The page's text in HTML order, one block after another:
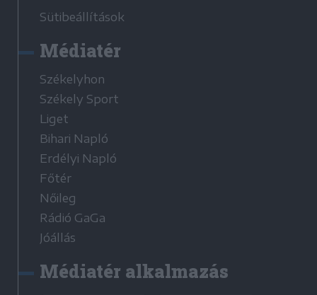
Sütibeállítások
Médiatér
Székelyhon
Székely Sport
Liget
Bihari Napló
Erdélyi Napló
Főtér
Nőileg
Rádió GaGa
Jóállás
Médiatér alkalmazás